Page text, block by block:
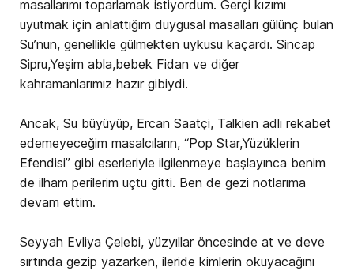
masallarımı toparlamak istiyordum. Gerçi kızımı
uyutmak için anlattığım duygusal masalları gülünç bulan
Su’nun, genellikle gülmekten uykusu kaçardı. Sincap
Sipru,Yeşim abla,bebek Fidan ve diğer
kahramanlarımız hazır gibiydi.
Ancak, Su büyüyüp, Ercan Saatçi, Talkien adlı rekabet
edemeyeceğim masalcıların, “Pop Star,Yüzüklerin
Efendisi” gibi eserleriyle ilgilenmeye başlayınca benim
de ilham perilerim uçtu gitti. Ben de gezi notlarıma
devam ettim.
Seyyah Evliya Çelebi, yüzyıllar öncesinde at ve deve
sırtında gezip yazarken, ileride kimlerin okuyacağını